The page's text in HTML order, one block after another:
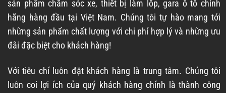
sản phẩm chăm sóc xe, thiết bị làm lốp, gara ô tô chính
hãng hàng đầu tại Việt Nam. Chúng tôi tự hào mang tới
những sản phẩm chất lượng với chi phí hợp lý và những ưu
đãi đặc biệt cho khách hàng!
Với tiêu chí luôn đặt khách hàng là trung tâm. Chúng tôi
luôn coi lợi ích của quý khách hàng chính là thành công